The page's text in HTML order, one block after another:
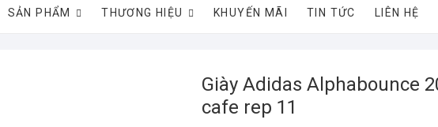
SẢN PHẨM THƯƠNG HIỆU KHUYẾN MÃI TIN TỨC LIÊN HỆ
Giày Adidas Alphabounce
cafe rep 11